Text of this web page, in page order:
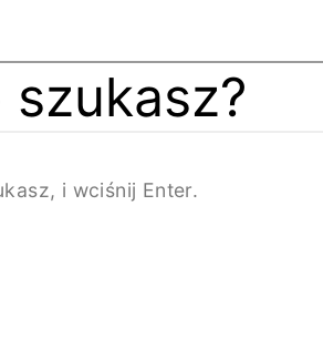
i wciśnij Enter.